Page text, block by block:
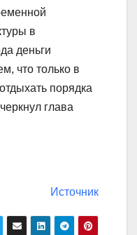
в
деньги
что только в
порядка
глава
Источник